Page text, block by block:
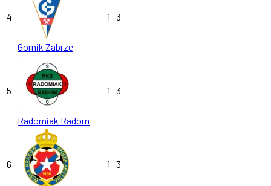
4
Gornik Zabrze
1 3
5
Radomiak Radom
1 3
6 1 3